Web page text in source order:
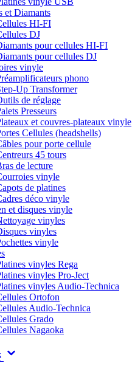
et Diamants
HI-FI
DJ
pour cellules HI-FI
pour cellules DJ
vinyle
phono
Up Transformer
de réglage
Presseurs
et couvres-plateaux vinyle
Cellules (headshells)
pour porte cellule
45 tours
de lecture
vinyle
de platines
déco vinyle
et disques vinyle
vinyles
vinyles
vinyle
vinyles Rega
vinyles Pro-Ject
vinyles Audio-Technica
Ortofon
Audio-Technica
Grado
Nagaoka